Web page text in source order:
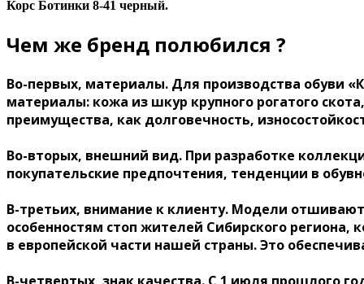
Корс Ботинки 8-41 черный.
Чем же бренд полюбился ?
Во-первых, материалы. Для производства обуви
материалы: кожа из шкур крупного рогатого
преимущества, как долговечность,
Во-вторых, внешний вид. При разработке
покупательские предпочтения, тенденции в
В-третьих, внимание к клиенту. Модели
особенностям стоп жителей Сибирского
в европейской части нашей страны. Это